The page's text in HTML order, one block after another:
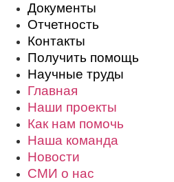
Документы
Отчетность
Контакты
Получить помощь
Научные труды
Главная
Наши проекты
Как нам помочь
Наша команда
Новости
СМИ о нас